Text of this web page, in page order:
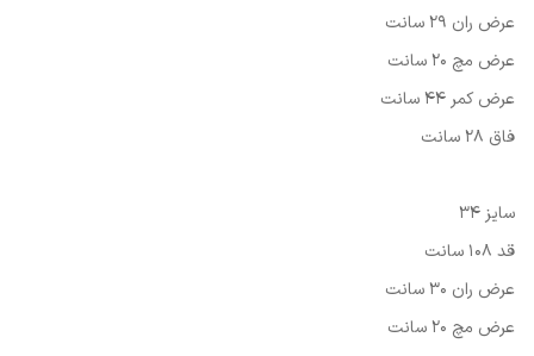
عرض ران 29 سانت
عرض مچ 20 سانت
عرض کمر 44 سانت
فاق 28 سانت
سایز 34
قد 108 سانت
عرض ران 30 سانت
عرض مچ 20 سانت